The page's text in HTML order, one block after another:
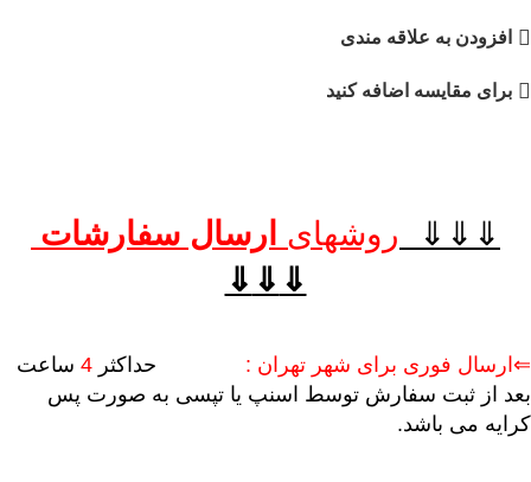
افزودن به علاقه مندی
برای مقایسه اضافه کنید
⇓⇓⇓ روشهای ارسال سفارشات
⇓
⇓
⇓
⇐ارسال فوری برای شهر تهران : حداکثر 4 ساعت
بعد از ثبت سفارش توسط اسنپ یا تپسی به صورت پس
کرایه می باشد.